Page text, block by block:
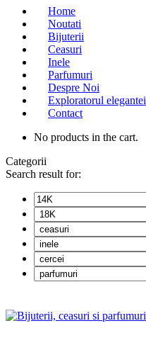
Home
Noutati
Bijuterii
Ceasuri
Inele
Parfumuri
Despre Noi
Exploratorul elegantei
Contact
No products in the cart.
Categorii
Search result for: